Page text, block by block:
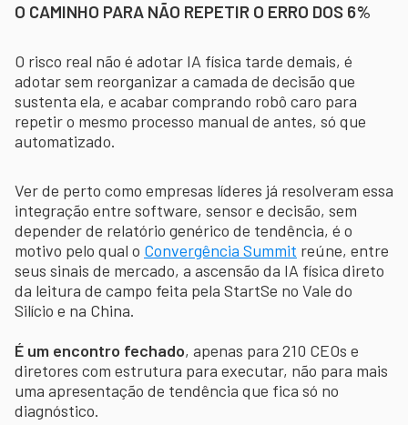
O CAMINHO PARA NÃO REPETIR O ERRO DOS 6%
O risco real não é adotar IA física tarde demais, é
adotar sem reorganizar a camada de decisão que
sustenta ela, e acabar comprando robô caro para
repetir o mesmo processo manual de antes, só que
automatizado.
Ver de perto como empresas líderes já resolveram essa
integração entre software, sensor e decisão, sem
depender de relatório genérico de tendência, é o
motivo pelo qual o Convergência Summit reúne, entre
seus sinais de mercado, a ascensão da IA física direto
da leitura de campo feita pela StartSe no Vale do
Silício e na China.
É um encontro fechado, apenas para 210 CEOs e
diretores com estrutura para executar, não para mais
uma apresentação de tendência que fica só no
diagnóstico.